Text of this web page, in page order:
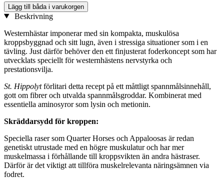
Lägg till båda i varukorgen
Beskrivning
Westernhästar imponerar med sin kompakta, muskulösa
kroppsbyggnad och sitt lugn, även i stressiga situationer som i en
tävling. Just därför behöver den ett finjusterat foderkoncept som har
utvecklats speciellt för westernhästens nervstyrka och
prestationsvilja.
St. Hippolytförlitari detta recept på ett måttligt spannmålsinnehåll,
gott om fibrer och utvalda spannmålsgroddar. Kombinerat med
essentiella aminosyror som lysin och metionin.
Skräddarsydd för kroppen:
Speciella raser som Quarter Horses och Appaloosas är redan
genetiskt utrustade med en högre muskulatur och har mer
muskelmassa i förhållande till kroppsvikten än andra hästraser.
Därför är det viktigt att tillföra muskelrelevanta näringsämnen via
fodret.